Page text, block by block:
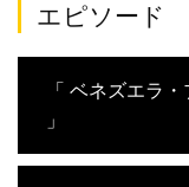
エピソード
「 ベネズエラ
」